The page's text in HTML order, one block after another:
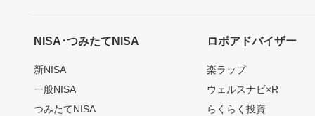
NISA･つみたてNISA
新NISA
一般NISA
つみたてNISA
ロボアドバイザー
楽ラップ
ウェルスナビ×R
らくらく投資